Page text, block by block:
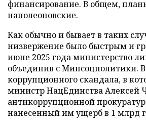
финансирование. В общем,
наполеоновские.
Как обычно и бывает в таких
низвержение было быстрым и
июне 2025 года министерство
объединив с Минсоцполитики.
коррупционного скандала, в
министр НацЕдинства Алексей
антикоррупционной
нанесенный им ущерб в 1 млрд